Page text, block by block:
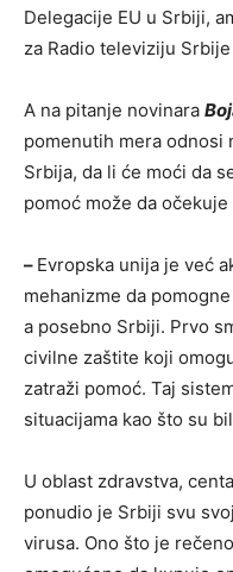
Delegacije EU u Srbiji,
za Radio televiziju
A na pitanje novinara
pomenutih mera odnosi
Srbija, da li će moći da
pomoć može da očekuje
– Evropska unija je već
mehanizme da
a posebno Srbiji. Prvo
civilne zaštite koji
zatraži pomoć. Taj
situacijama kao što su
U oblast zdravstva,
ponudio je Srbiji svu
virusa. Ono što je